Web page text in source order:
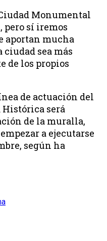
Monumental
pero sí iremos
aportan mucha
sea más
de los propios
de actuación del
Histórica será
de la muralla,
a ejecutarse
según ha